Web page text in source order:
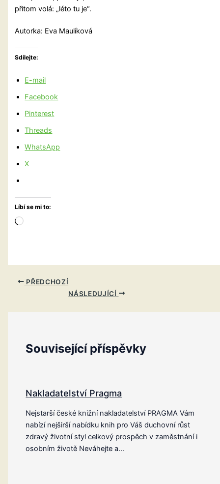
přitom volá: „léto tu je“.
Autorka: Eva Maulíková
Sdílejte:
E-mail
Facebook
Pinterest
Threads
WhatsApp
X
Líbí se mi to:
Načítání…
PŘEDCHOZÍ
NÁSLEDUJÍCÍ
Související příspěvky
Nakladatelství Pragma
Nejstarší české knižní nakladatelství PRAGMA Vám
nabízí nejširší nabídku knih pro Váš duchovní růst
zdravý životní styl celkový prospěch v zaměstnání i
osobním životě Neváhejte a…